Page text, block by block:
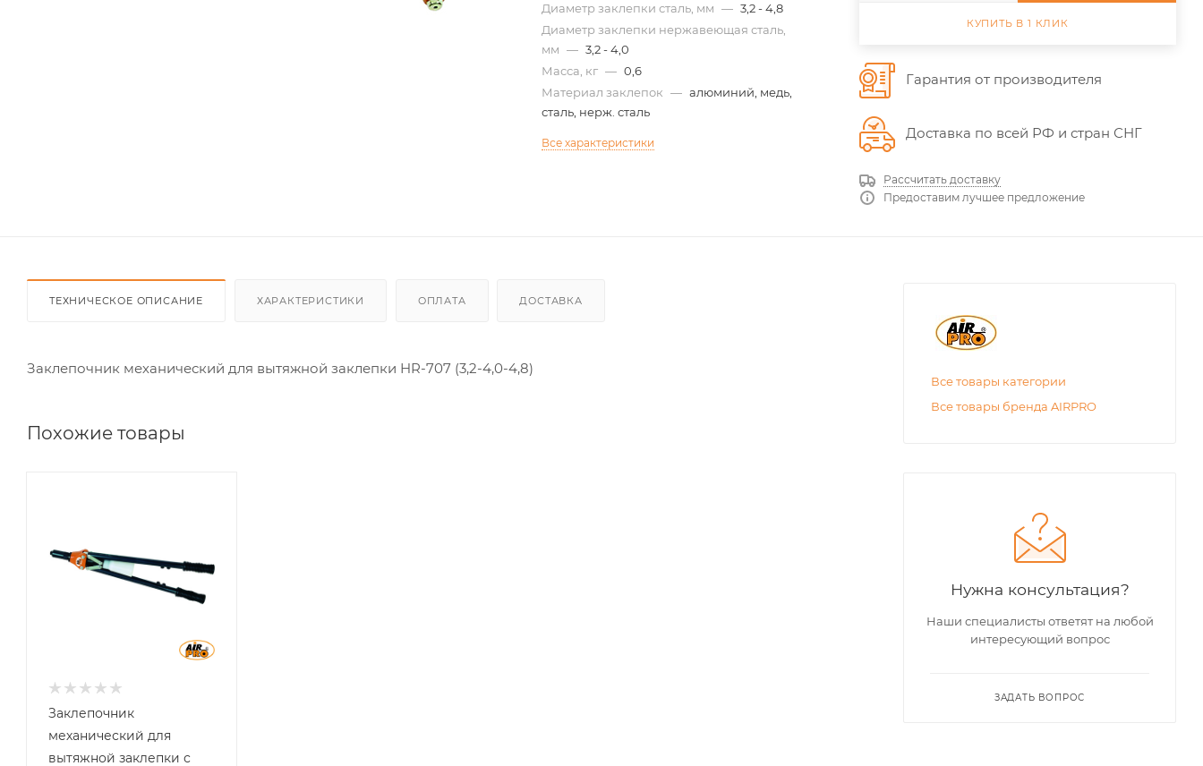
Диаметр заклепки сталь, мм — 3,2 - 4,8
Диаметр заклепки нержавеющая сталь,
мм — 3,2 - 4,0
Масса, кг — 0,6
Материал заклепок — алюминий, медь,
сталь, нерж. сталь
Все характеристики
КУПИТЬ В 1 КЛИК
Гарантия от производителя
Доставка по всей РФ и стран СНГ
Рассчитать доставку
Предоставим лучшее предложение
ТЕХНИЧЕСКОЕ ОПИСАНИЕ ХАРАКТЕРИСТИКИ ОПЛАТА ДОСТАВКА
Заклепочник механический для вытяжной заклепки HR-707 (3,2-4,0-4,8)
Похожие товары
3,2 - 6,4
Заклепочник
механический для
вытяжной заклепки с
Все товары категории
Все товары бренда AIRPRO
Нужна консультация?
Наши специалисты ответят на любой
интересующий вопрос
ЗАДАТЬ ВОПРОС